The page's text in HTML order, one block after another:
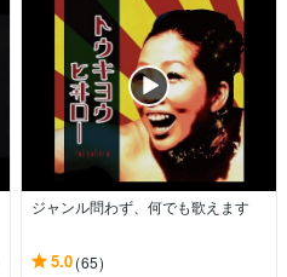
ジャンル問わず、何でも歌えます
5.0(65)